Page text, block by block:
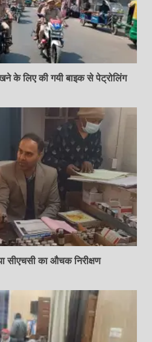
के लिए की गयी बाइक से पेट्रोलिंग
सीएचसी का औचक निरीक्षण